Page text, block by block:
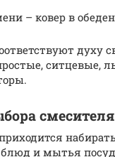
– ковер в
духу
ситцевые,
смесителя
блюд и мытья